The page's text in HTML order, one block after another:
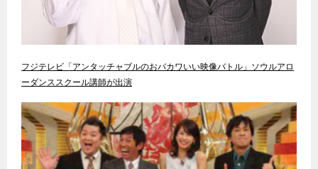
フジテレビ「アンタッチャブルのおバカワいい映像バトル」ソウルアロ
ーダンススクール講師が出演